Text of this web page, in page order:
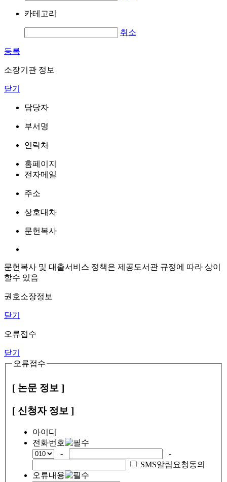
카테고리
취소
등록
소장기관 정보
닫기
담당자
부서명
연락처
홈페이지
전자메일
주소
상호대차
문헌복사
문헌복사 및 대출서비스 정책은 제공도서관 규정에 따라 상이
할수 있음
권호소장정보
닫기
오류접수
닫기
오류접수
[ 논문 정보 ]
[ 신청자 정보 ]
아이디
전화번호
-
-
SMS알림요청동의
오류내용